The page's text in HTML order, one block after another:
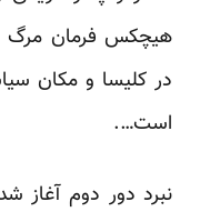
هیچکس فرمان مرگ
در کلیسا و مکان
است….
نبرد دور دوم آغاز